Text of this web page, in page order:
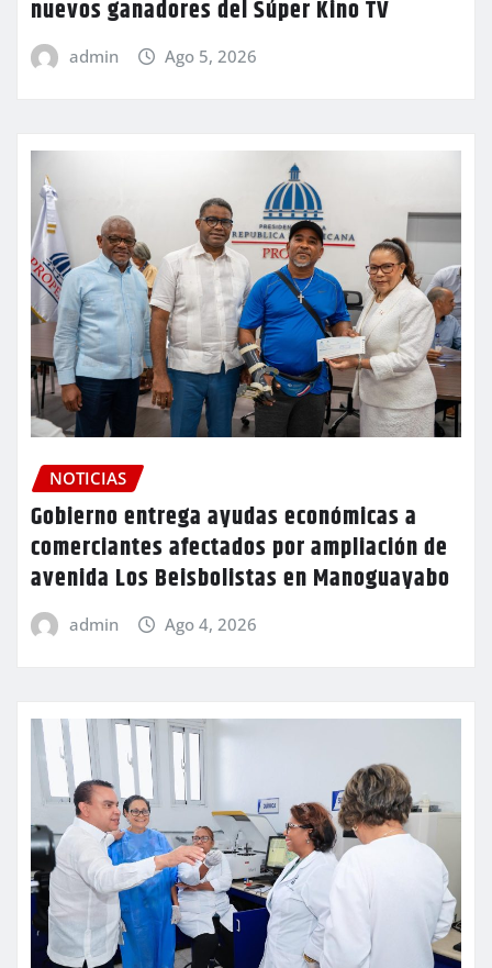
nuevos ganadores del Súper Kino TV
admin Ago 5, 2026
NOTICIAS
Gobierno entrega ayudas económicas a
comerciantes afectados por ampliación de
avenida Los Beisbolistas en Manoguayabo
admin Ago 4, 2026